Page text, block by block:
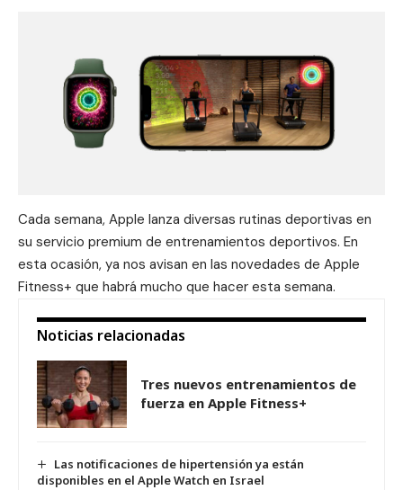
Cada semana, Apple lanza diversas rutinas deportivas en
su servicio premium de entrenamientos deportivos. En
esta ocasión, ya nos avisan en las novedades de Apple
Fitness+ que habrá mucho que hacer esta semana.
Noticias relacionadas
Tres nuevos entrenamientos de
fuerza en Apple Fitness+
Las notificaciones de hipertensión ya están
disponibles en el Apple Watch en Israel